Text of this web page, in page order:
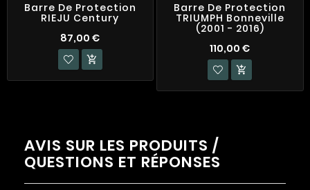
Barre De Protection
RIEJU Century
87,00 €

Barre De Protection
TRIUMPH Bonneville
(2001 - 2016)
110,00 €

AVIS SUR LES PRODUITS /
QUESTIONS ET RÉPONSES